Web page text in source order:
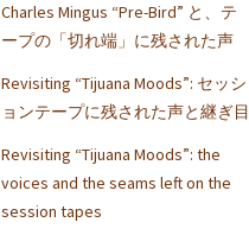
Charles Mingus “Pre-Bird” と、テ
ープの「切れ端」に残された声
Revisiting “Tijuana Moods”: セッシ
ョンテープに残された声と継ぎ目
Revisiting “Tijuana Moods”: the
voices and the seams left on the
session tapes